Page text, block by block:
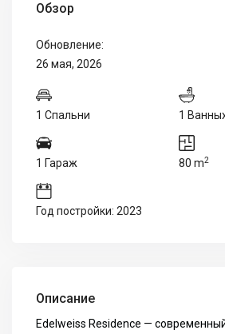
Обзор
Обновление:
26 мая, 2026
1 Спальни 1
1 Гараж 80 m2
Год постройки: 2023
Описание
Edelweiss Residence —